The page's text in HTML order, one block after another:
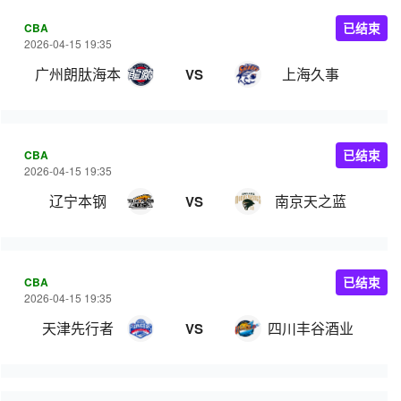
CBA
2026-04-15 19:35
广州朗肽海本 VS 上海久事
已结束
CBA
2026-04-15 19:35
辽宁本钢 VS 南京天之蓝
已结束
CBA
2026-04-15 19:35
天津先行者 VS 四川丰谷酒业
已结束